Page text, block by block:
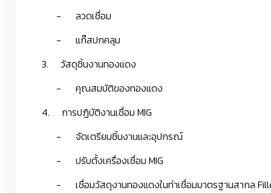
- ลวดเชื่อม
- แก๊สปกคลุม
3. วัสดุชิ้นงานทองแดง
- คุณสมบัติของทองแดง
4. การปฏิบัติงานเชื่อม MIG
- จัดเตรียมชิ้นงานและอุปกรณ์
- ปรับตั้งเครื่องเชื่อม MIG
- เชื่อมวัสดุงานทองแดงในท่าเชื่อมมาตรฐานสากล